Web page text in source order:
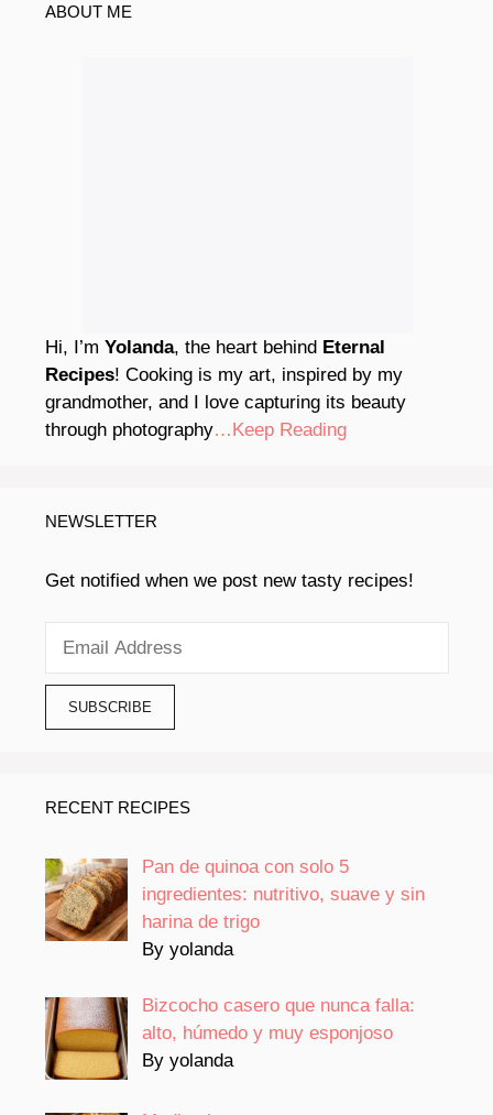
ABOUT ME
Hi, I’m Yolanda, the heart behind Eternal
Recipes! Cooking is my art, inspired by my
grandmother, and I love capturing its beauty
through photography…Keep Reading
NEWSLETTER
Get notified when we post new tasty recipes!
RECENT RECIPES
Pan de quinoa con solo 5
ingredientes: nutritivo, suave y sin
harina de trigo
By yolanda
Bizcocho casero que nunca falla:
alto, húmedo y muy esponjoso
By yolanda